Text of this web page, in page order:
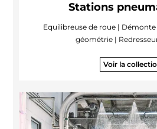
Stations
Equilibreuse de roue |
géométrie |
Voir la